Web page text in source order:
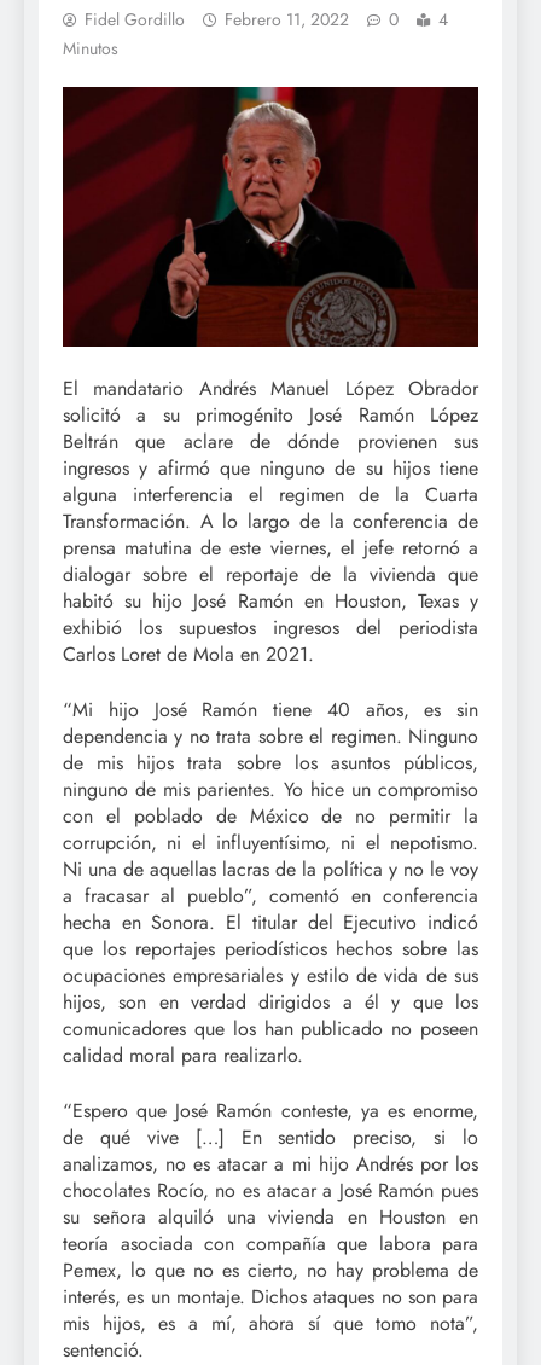
Fidel Gordillo Febrero 11, 2022 0
4
Minutos
El mandatario Andrés Manuel López Obrador
solicitó a su primogénito José Ramón López
Beltrán que aclare de dónde provienen sus
ingresos y afirmó que ninguno de su hijos tiene
alguna interferencia el regimen de la Cuarta
Transformación. A lo largo de la conferencia de
prensa matutina de este viernes, el jefe retornó a
dialogar sobre el reportaje de la vivienda que
habitó su hijo José Ramón en Houston, Texas y
exhibió los supuestos ingresos del periodista
Carlos Loret de Mola en 2021.
“Mi hijo José Ramón tiene 40 años, es sin
dependencia y no trata sobre el regimen. Ninguno
de mis hijos trata sobre los asuntos públicos,
ninguno de mis parientes. Yo hice un compromiso
con el poblado de México de no permitir la
corrupción, ni el influyentísimo, ni el nepotismo.
Ni una de aquellas lacras de la política y no le voy
a fracasar al pueblo”, comentó en conferencia
hecha en Sonora. El titular del Ejecutivo indicó
que los reportajes periodísticos hechos sobre las
ocupaciones empresariales y estilo de vida de sus
hijos, son en verdad dirigidos a él y que los
comunicadores que los han publicado no poseen
calidad moral para realizarlo.
“Espero que José Ramón conteste, ya es enorme,
de qué vive […] En sentido preciso, si lo
analizamos, no es atacar a mi hijo Andrés por los
chocolates Rocío, no es atacar a José Ramón pues
su señora alquiló una vivienda en Houston en
teoría asociada con compañía que labora para
Pemex, lo que no es cierto, no hay problema de
interés, es un montaje. Dichos ataques no son para
mis hijos, es a mí, ahora sí que tomo nota”,
sentenció.